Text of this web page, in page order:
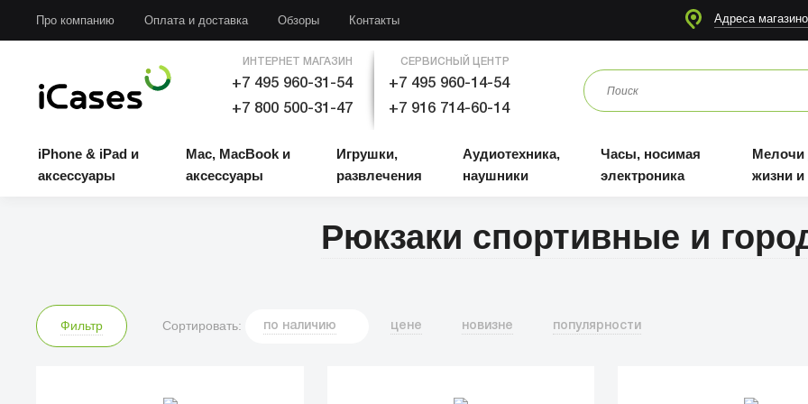
Про компанию Оплата и доставка Обзоры Контакты Адреса
ИНТЕРНЕТ МАГАЗИН
+7 495 960-31-54
+7 800 500-31-47
СЕРВИСНЫЙ ЦЕНТР
+7 495 960-14-54
+7 916 714-60-14
iPhone & iPad и
аксессуары
Mac, MacBook и
аксессуары
Игрушки,
развлечения
Аудиотехника,
наушники
Часы, носимая
электроника
Мелочи
жизни
Рюкзаки спортивные и
Фильтр Сортировать: по наличию цене новизне популярности